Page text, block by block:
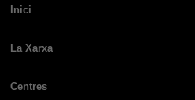
Inici
La Xarxa
Centres